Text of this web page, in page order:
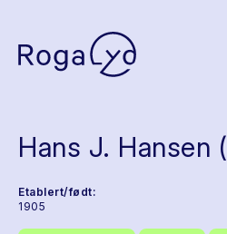
Hans J. Hansen
Etablert/født:
1905